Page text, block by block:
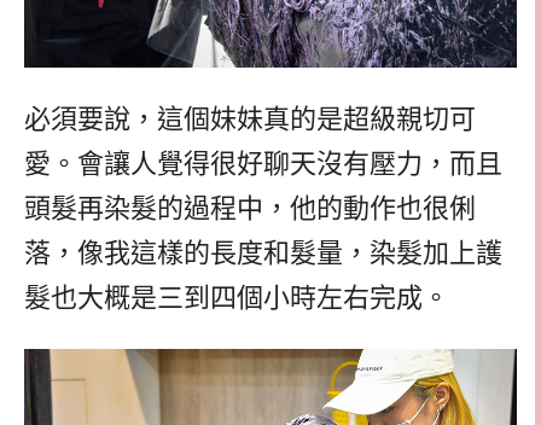
必須要說，這個妹妹真的是超級親切可
愛。會讓人覺得很好聊天沒有壓力，而且
頭髮再染髮的過程中，他的動作也很俐
落，像我這樣的長度和髮量，染髮加上護
髮也大概是三到四個小時左右完成。